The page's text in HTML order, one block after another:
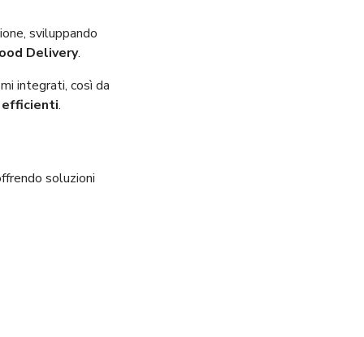
sviluppando
Delivery.
integrati, così da
.
soluzioni